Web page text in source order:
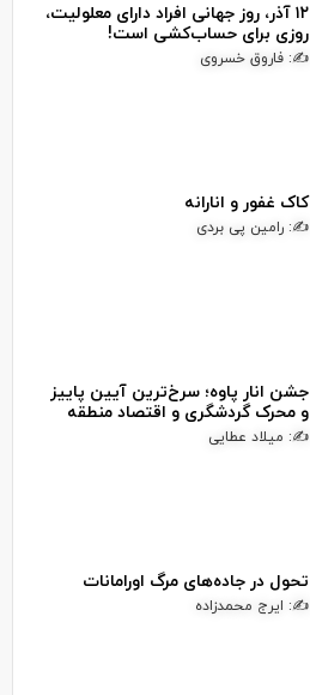
۱۲ آذر، روز جهانی افراد دارای معلولیت،
روزی برای حساب‌کشی است!
✍: فاروق خسروی
کاک غفور و انارانه
✍: رامین پی بردی
جشن انار پاوه؛ سرخ‌ترین آیین پاییز
و محرک گردشگری و اقتصاد منطقه
✍: میلاد عطایی
تحول در جاده‌های مرگ اورامانات
✍: ایرج محمدزاده